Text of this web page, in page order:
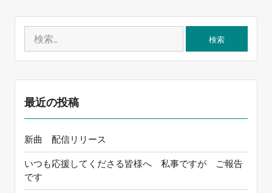
最近の投稿
新曲 配信リリース
いつも応援してくださる皆様へ 私事ですが ご報告
です